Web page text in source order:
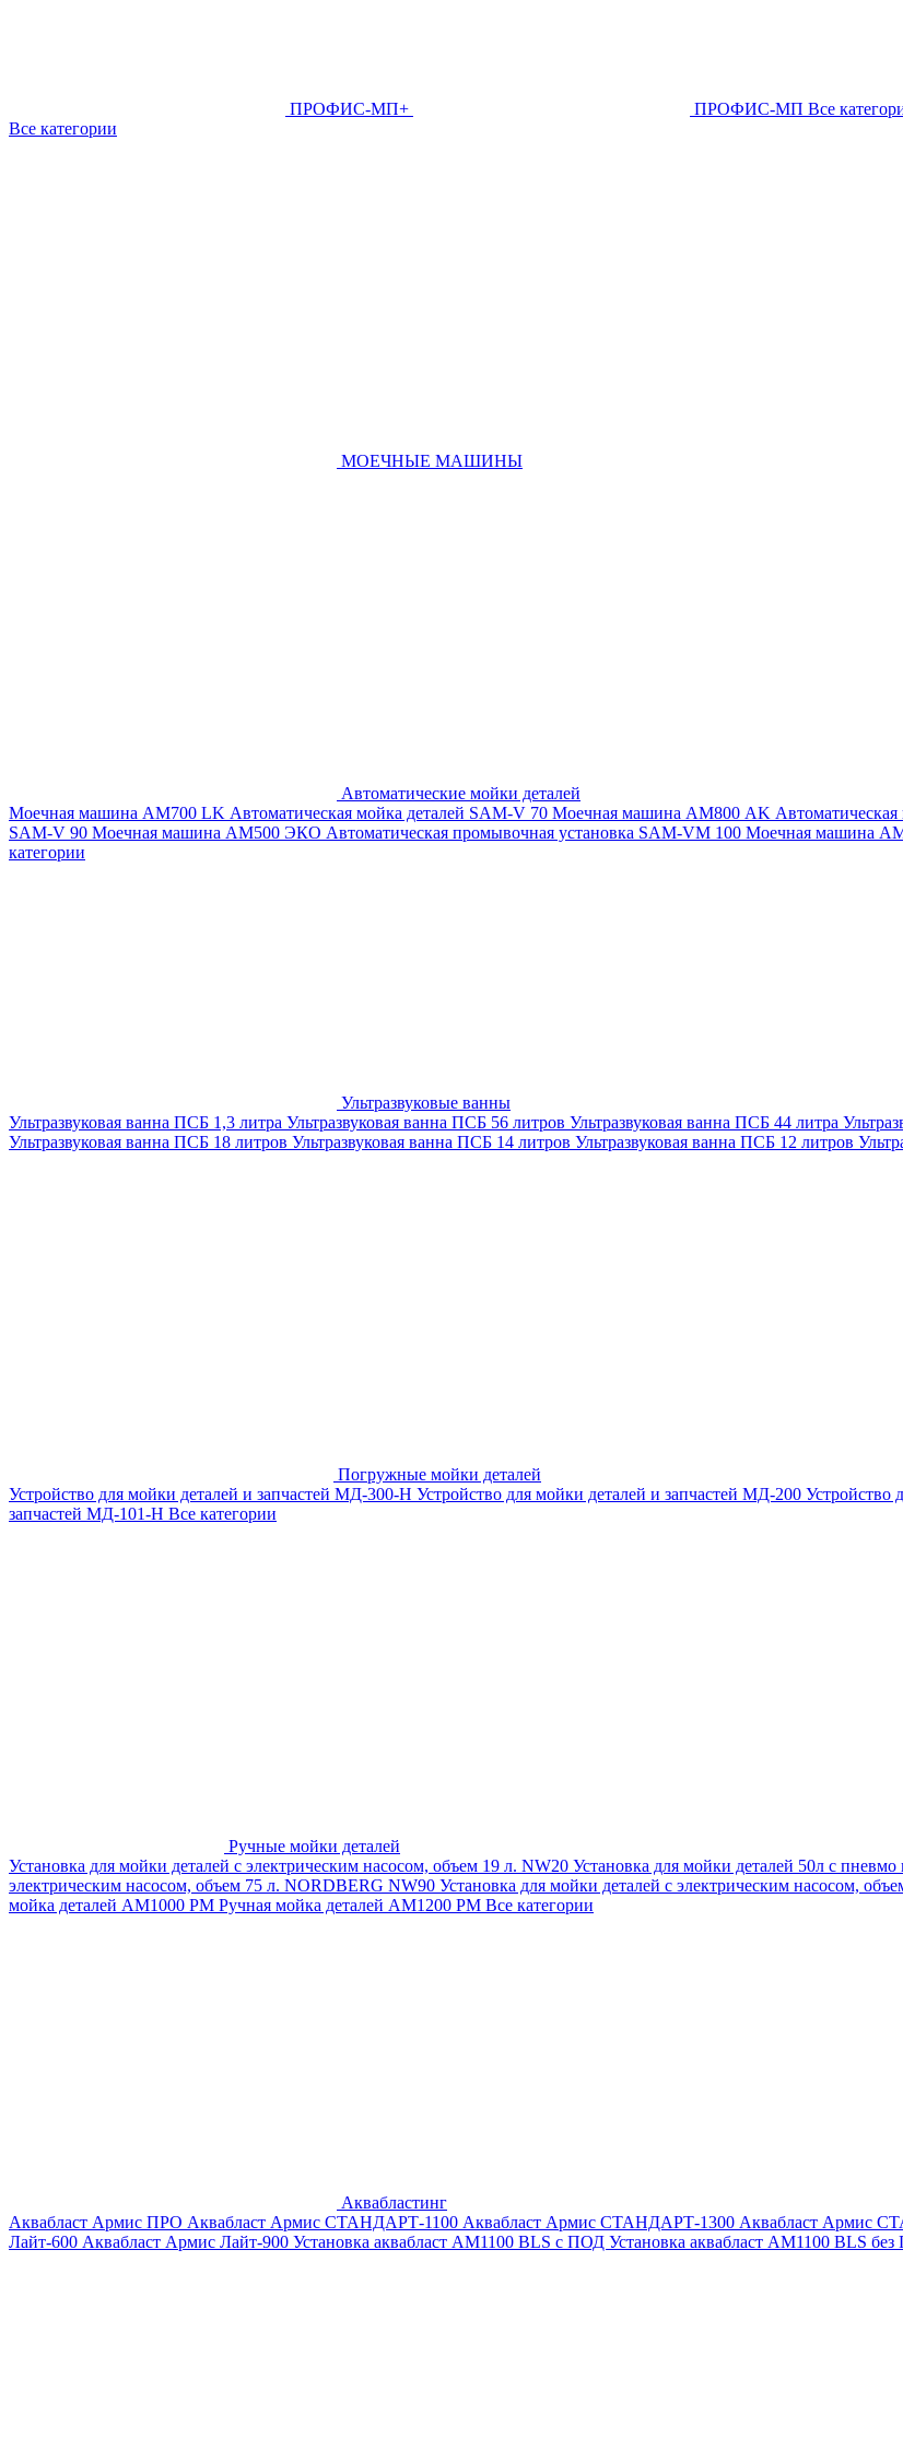
ПРОФИС-МП+ ПРОФИС-МП Все
Все категории
МОЕЧНЫЕ МАШИНЫ
Автоматические мойки деталей
Моечная машина AM700 LK Автоматическая мойка деталей SAM-V 70 Моечная машина АМ800 AK
SAM-V 90 Моечная машина АМ500 ЭКО Автоматическая промывочная установка SAM-VM 100 Моечная машина
категории
Ультразвуковые ванны
Ультразвуковая ванна ПСБ 1,3 литра Ультразвуковая ванна ПСБ 56 литров Ультразвуковая ванна ПСБ 44 литра
Ультразвуковая ванна ПСБ 18 литров Ультразвуковая ванна ПСБ 14 литров Ультразвуковая ванна ПСБ 12 литров
Погружные мойки деталей
Устройство для мойки деталей и запчастей МД-300-H Устройство для мойки деталей и запчастей МД-200 Устройство
запчастей МД-101-Н Все категории
Ручные мойки деталей
Установка для мойки деталей с электрическим насосом, объем 19 л. NW20 Установка для мойки деталей 50л с
электрическим насосом, объем 75 л. NORDBERG NW90 Установка для мойки деталей с электрическим насосом,
мойка деталей АМ1000 РМ Ручная мойка деталей АМ1200 РМ Все категории
Аквабластинг
Аквабласт Армис ПРО Аквабласт Армис СТАНДАРТ-1100 Аквабласт Армис СТАНДАРТ-1300 Аквабласт Армис
Лайт-600 Аквабласт Армис Лайт-900 Установка аквабласт AM1100 BLS с ПОД Установка аквабласт AM1100 BLS